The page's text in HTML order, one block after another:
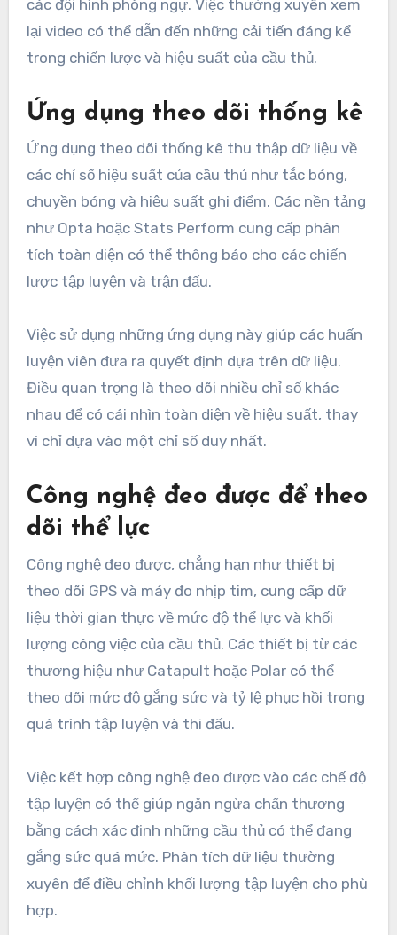
các đội hình phòng ngự. Việc thường xuyên xem
lại video có thể dẫn đến những cải tiến đáng kể
trong chiến lược và hiệu suất của cầu thủ.
Ứng dụng theo dõi thống kê
Ứng dụng theo dõi thống kê thu thập dữ liệu về
các chỉ số hiệu suất của cầu thủ như tắc bóng,
chuyền bóng và hiệu suất ghi điểm. Các nền tảng
như Opta hoặc Stats Perform cung cấp phân
tích toàn diện có thể thông báo cho các chiến
lược tập luyện và trận đấu.
Việc sử dụng những ứng dụng này giúp các huấn
luyện viên đưa ra quyết định dựa trên dữ liệu.
Điều quan trọng là theo dõi nhiều chỉ số khác
nhau để có cái nhìn toàn diện về hiệu suất, thay
vì chỉ dựa vào một chỉ số duy nhất.
Công nghệ đeo được để theo
dõi thể lực
Công nghệ đeo được, chẳng hạn như thiết bị
theo dõi GPS và máy đo nhịp tim, cung cấp dữ
liệu thời gian thực về mức độ thể lực và khối
lượng công việc của cầu thủ. Các thiết bị từ các
thương hiệu như Catapult hoặc Polar có thể
theo dõi mức độ gắng sức và tỷ lệ phục hồi trong
quá trình tập luyện và thi đấu.
Việc kết hợp công nghệ đeo được vào các chế độ
tập luyện có thể giúp ngăn ngừa chấn thương
bằng cách xác định những cầu thủ có thể đang
gắng sức quá mức. Phân tích dữ liệu thường
xuyên để điều chỉnh khối lượng tập luyện cho phù
hợp.